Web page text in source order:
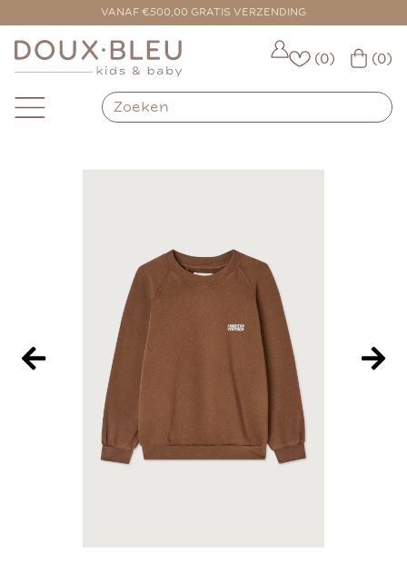
VANAF €500,00 GRATIS VERZENDING
VOOR 16:00 BESTELD = VANDAAG VERZONDEN
(0) (0)